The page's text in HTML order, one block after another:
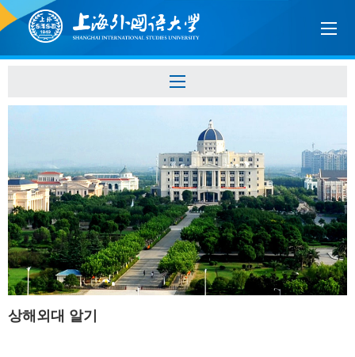
상해외대 알기